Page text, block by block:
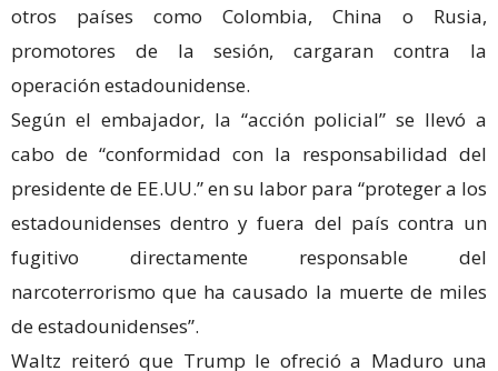
otros países como Colombia, China o Rusia,
promotores de la sesión, cargaran contra la
operación estadounidense.
Según el embajador, la “acción policial” se llevó a
cabo de “conformidad con la responsabilidad del
presidente de EE.UU.” en su labor para “proteger a los
estadounidenses dentro y fuera del país contra un
fugitivo directamente responsable del
narcoterrorismo que ha causado la muerte de miles
de estadounidenses”.
Waltz reiteró que Trump le ofreció a Maduro una